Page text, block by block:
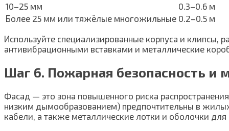
10–25 мм
0.3–0.6 м
Более 25 мм или тяжёлые многожильные 0.2–0.5 м
Используйте специализированные корпуса и клипсы,
антивибрационными вставками и металлические
Шаг 6. Пожарная безопасность и
Фасад — это зона повышенного риска
низким дымообразованием) предпочтительны в
кабели, а также металлические лотки и оболочки